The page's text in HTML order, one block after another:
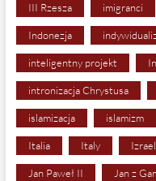
III Rzesza imigranci
Indonezja
inteligentny projekt
intronizacja Chrystusa
islamizacja islamizm
Italia Italy Izrael
Jan Paweł II Jan z